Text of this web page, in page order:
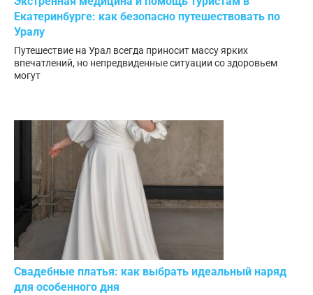
Екатеринбурге: как безопасно путешествовать по
Уралу
Путешествие на Урал всегда приносит массу ярких
впечатлений, но непредвиденные ситуации со здоровьем
могут
Свадебные платья: как выбрать идеальный наряд
для особенного дня